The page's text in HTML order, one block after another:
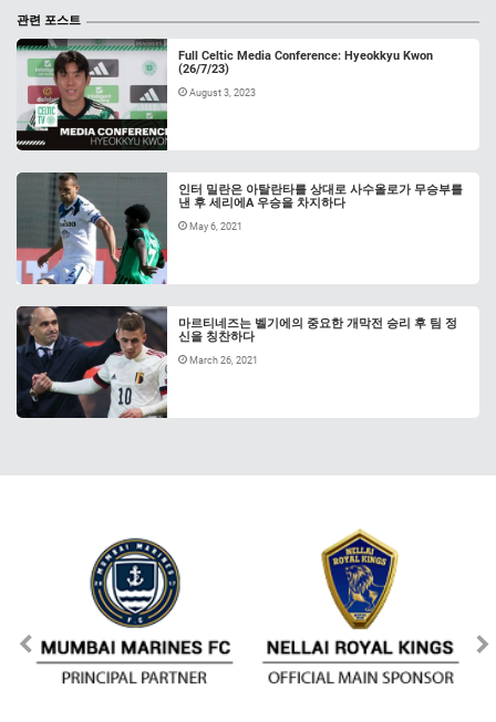
관련 포스트
Full Celtic Media Conference: Hyeokkyu Kwon
(26/7/23)
August 3, 2023
인터 밀란은 아탈란타를 상대로 사수올로가 무승부를
낸 후 세리에A 우승을 차지하다
May 6, 2021
마르티네즈는 벨기에의 중요한 개막전 승리 후 팀 정
신을 칭찬하다
March 26, 2021